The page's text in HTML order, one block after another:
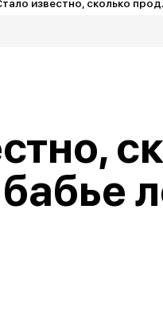
известно, сколько